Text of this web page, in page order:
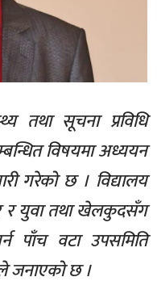
तथा सूचना प्रविधि
विषयमा अध्ययन
गरेको छ । विद्यालय
र युवा तथा खेलकुदसँग
पाँच वटा उपसमिति
जनाएको छ ।